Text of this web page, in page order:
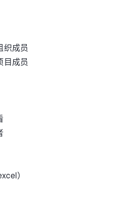
织成员
目成员
）